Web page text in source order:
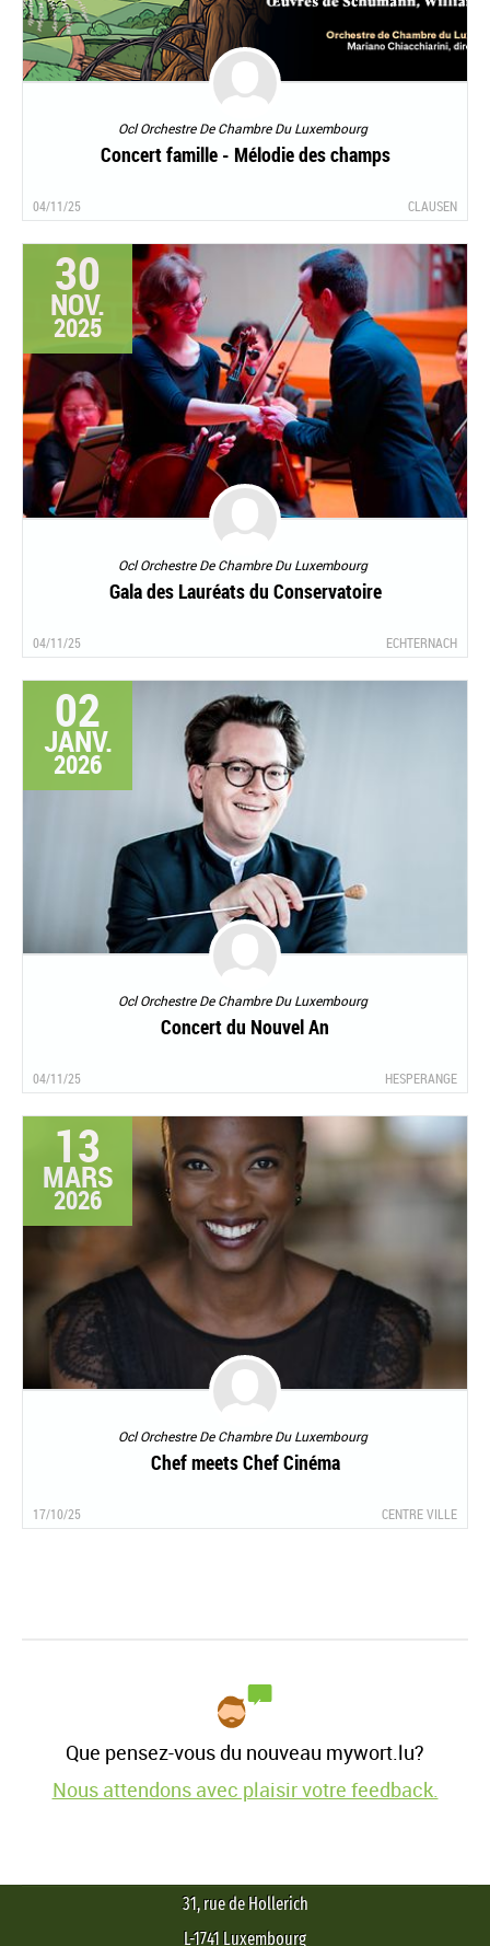
Ocl Orchestre De Chambre Du Luxembourg
Concert famille - Mélodie des champs
04/11/25 CLAUSEN
30
NOV.
2025
Ocl Orchestre De Chambre Du Luxembourg
Gala des Lauréats du Conservatoire
04/11/25 ECHTERNACH
02
JANV.
2026
Ocl Orchestre De Chambre Du Luxembourg
Concert du Nouvel An
04/11/25 HESPERANGE
13
MARS
2026
Ocl Orchestre De Chambre Du Luxembourg
Chef meets Chef Cinéma
17/10/25 CENTRE VILLE
Que pensez-vous du nouveau mywort.lu?
Nous attendons avec plaisir votre feedback.
31, rue de Hollerich
L-1741 Luxembourg